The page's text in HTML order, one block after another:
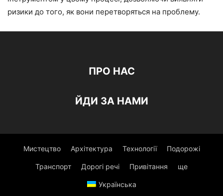
ризики до того, як вони перетворяться на проблему.
ПРО НАС
ЙДИ ЗА НАМИ
Мистецтво Архітектура Технології Подорожі
Транспорт Дорогі речі Привітання ще
Українська